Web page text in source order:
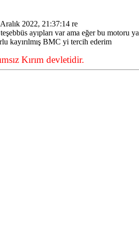
2022, 21:37:14 re
ayıpları var ama eğer bu motoru
kayırılmış BMC yi tercih ederim
Kırım devletidir.